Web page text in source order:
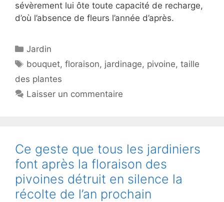
sévèrement lui ôte toute capacité de recharge,
d’où l’absence de fleurs l’année d’après.
Catégories
Jardin
Étiquettes
bouquet,floraison, jardinage, pivoine,taille
des plantes
Laisser un commentaire
Ce geste que tous les jardiniers
font après la floraison des
pivoines détruit en silence la
récolte de l’an prochain